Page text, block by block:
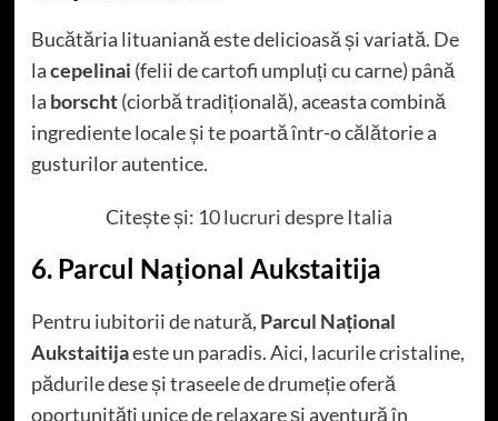
Bucătăria lituaniană este delicioasă și variată. De
lacepelinai (felii de cartofi umpluți cu carne) până
la borscht(ciorbă tradițională), aceasta combină
ingrediente locale și te poartă într-o călătorie a
gusturilor autentice.
Citește și: 10 lucruri despre Italia
6. Parcul Național Aukstaitija
Pentru iubitorii de natură, Parcul Național
Aukstaitijaeste un paradis. Aici, lacurile cristaline,
pădurile dese și traseele de drumeție oferă
oportunități unice de relaxare și aventură în